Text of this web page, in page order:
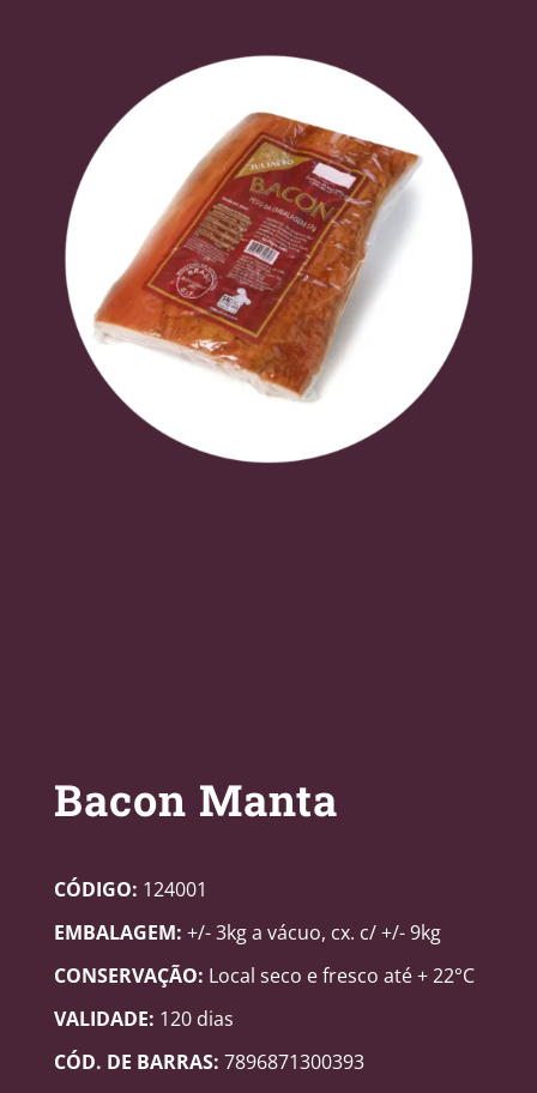
Bacon Manta
CÓDIGO: 124001
EMBALAGEM: +/- 3kg a vácuo, cx. c/ +/- 9kg
CONSERVAÇÃO: Local seco e fresco até + 22°C
VALIDADE: 120 dias
CÓD. DE BARRAS: 7896871300393